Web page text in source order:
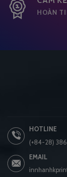
HOÀN
HOTLINE
(+84-28)
EMAIL